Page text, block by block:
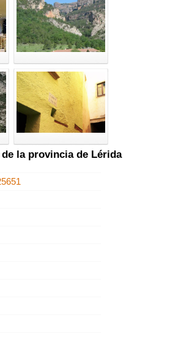
la provincia de Lérida